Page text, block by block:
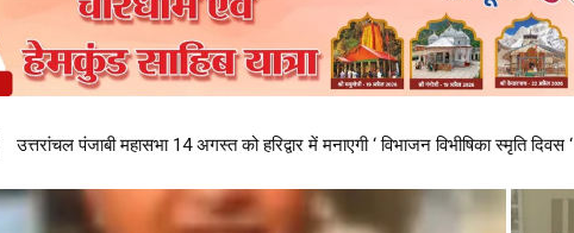
उत्तरांचल पंजाबी महासभा 14 अगस्त को हरिद्वार में मनाएगी ‘ विभाजन विभीषिका स्मृति दिवस ‘